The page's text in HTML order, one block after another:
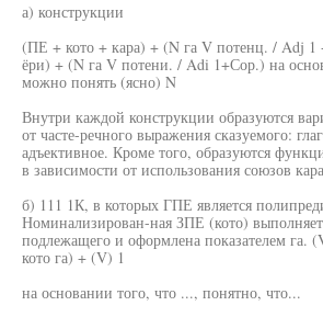
а) конструкции
(ПЕ + кото + кара) + (N га V потенц. / Adj
ёри) + (N га V потени. / Adi 1+Сор.) на
можно понять (ясно) N
Внутри каждой конструкции образуются
от часте-речного выражения сказуемого:
адъективное. Кроме того, образуются
в зависимости от использования союзов
б) 111 1К, в которых ГПЕ является
Номинализирован-ная ЗПЕ (кото)
подлежащего и оформлена показателем га.
кото га) + (V) 1
на основании того, что ..., понятно, что...